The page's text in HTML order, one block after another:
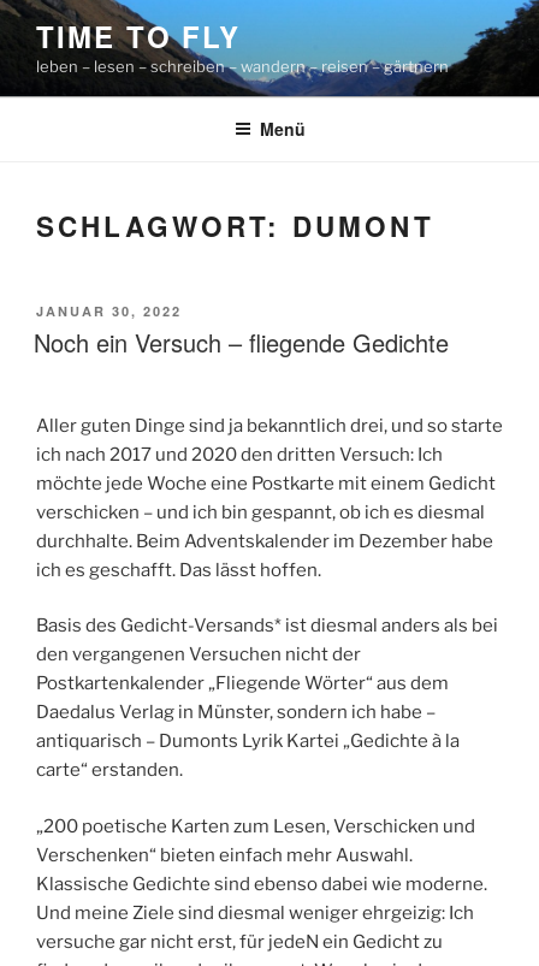
Zum
springen
TIME TO FLY
leben – lesen – schreiben – wandern – reisen – gärtnern
Menü
SCHLAGWORT: DUMONT
VERÖFFENTLICHT
AM
JANUAR 30, 2022
Noch ein Versuch – fliegende Gedichte
Aller guten Dinge sind ja bekanntlich drei, und so starte
ich nach 2017 und 2020 den dritten Versuch: Ich
möchte jede Woche eine Postkarte mit einem Gedicht
verschicken – und ich bin gespannt, ob ich es diesmal
durchhalte. Beim Adventskalender im Dezember habe
ich es geschafft. Das lässt hoffen.
Basis des Gedicht-Versands* ist diesmal anders als bei
den vergangenen Versuchen nicht der
Postkartenkalender „Fliegende Wörter“ aus dem
Daedalus Verlag in Münster, sondern ich habe –
antiquarisch – Dumonts Lyrik Kartei „Gedichte à la
carte“ erstanden.
„200 poetische Karten zum Lesen, Verschicken und
Verschenken“ bieten einfach mehr Auswahl.
Klassische Gedichte sind ebenso dabei wie moderne.
Und meine Ziele sind diesmal weniger ehrgeizig: Ich
versuche gar nicht erst, für jedeN ein Gedicht zu